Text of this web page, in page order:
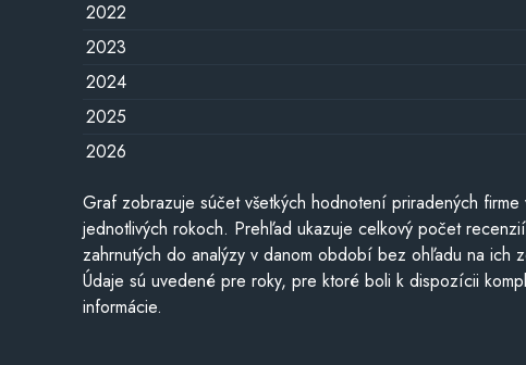
2022
2023
2024
2025
2026
Graf zobrazuje súčet všetkých hodnotení priradených firme
jednotlivých rokoch. Prehľad ukazuje celkový počet recenzií
zahrnutých do analýzy v danom období bez ohľadu na ich
Údaje sú uvedené pre roky, pre ktoré boli k dispozícii
informácie.